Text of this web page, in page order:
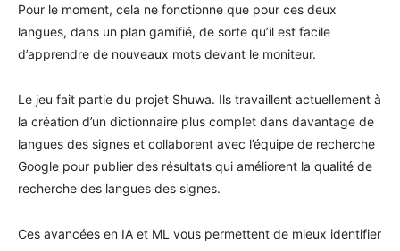
Pour le moment, cela ne fonctionne que pour ces deux
langues, dans un plan gamifié, de sorte qu’il est facile
d’apprendre de nouveaux mots devant le moniteur.
Le jeu fait partie du projet Shuwa. Ils travaillent actuellement à
la création d’un dictionnaire plus complet dans davantage de
langues des signes et collaborent avec l’équipe de recherche
Google pour publier des résultats qui améliorent la qualité de
recherche des langues des signes.
Ces avancées en IA et ML vous permettent de mieux identifier